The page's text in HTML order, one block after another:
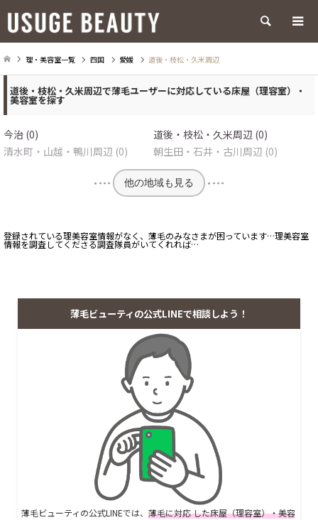
検索
理・美容室一覧 四国 愛媛 道後・枝松・久米周辺
道後・枝松・久米周辺で薄毛ユーザーに対応している床屋（理容室）・
美容室を探す
今治 (0)
道後・枝松・久米周辺 (0)
清水町・山越・鴨川周辺 (0)
朝生田・石井・古川周辺 (0)
他の地域も見る
登録されている理美容室情報がなく、薄毛のみなさまが困っています…理美容室
情報を調査してくださる調査隊員がいてくれれば…
薄毛ビューティの公式LINEで相談しよう！
薄毛ビューティの公式LINEでは、 薄毛に対応 した床屋（理容室）・美容